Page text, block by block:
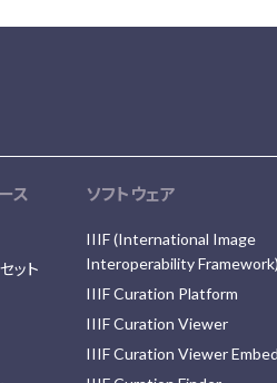
ス
ット
ソフトウェア
IIIF (International Image
Interoperability Framework)
IIIF Curation Platform
IIIF Curation Viewer
IIIF Curation Viewer